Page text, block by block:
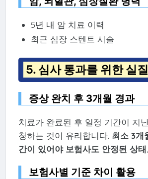
5년 내 암 치료 이력
최근 심장 스텐트 시술
5. 심사 통과를 위한 실
증상 완치 후 3개월 경과
치료가 완료된 후 일정 기간이 지
청하는 것이 유리합니다. 최소 3개
간이 있어야 보험사도 안정된 상
보험사별 기준 차이 활용